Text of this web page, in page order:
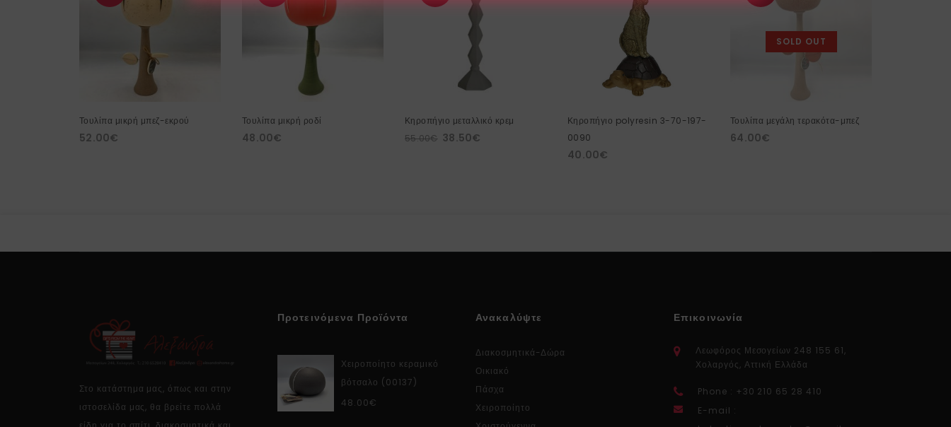
Τουλίπα μικρή μπεζ-εκρού
52.00€
Τουλίπα μικρή ροδί
48.00€
Κηροπήγιο μεταλλικό κρεμ
55.00€ 38.50€
Κηροπήγιο polyresin 3-70-197-
0090
40.00€
SOLD OUT
Τουλίπα μεγάλη τερακότα-μπεζ
64.00€
Στο κατάστημα μας, όπως και στην
ιστοσελίδα μας, θα βρείτε πολλά
Προτεινόμενα Προϊόντα
Χειροποίητο κεραμικό
βότσαλο (00137)
48.00€
Ανακαλύψτε
Διακοσμητικά-Δώρα
Οικιακό
Πάσχα
Χειροποίητο
Επικοινωνία
Λεωφόρος Μεσογείων 248 155 61,
Χολαργός, Αττική Ελλάδα
Phone : +30 210 65 28 410
E-mail :